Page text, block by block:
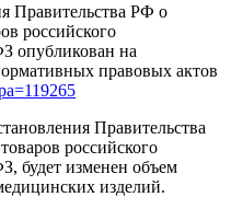
Правительства РФ о
российского
опубликован на
правовых актов
Правительства
российского
будет изменен объем
изделий.